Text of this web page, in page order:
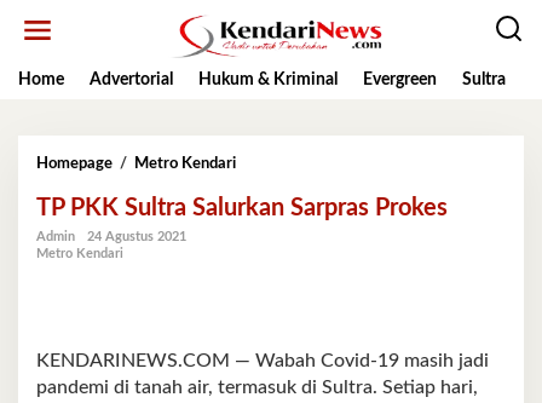
Home
Advertorial Hukum & Kriminal Evergreen Sultra
Homepage / Metro KendariTP
Sultra
TP PKK Sultra Salurkan Sarpras Prokes
Admin
24 Agustus 2021
Metro Kendari
KENDARINEWS.COM — Wabah Covid-19 masih jadi
pandemi di tanah air, termasuk di Sultra. Setiap hari,